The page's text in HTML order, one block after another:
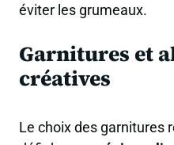
éviter les grumeaux.
Garnitures et
créatives
Le choix des garnitures